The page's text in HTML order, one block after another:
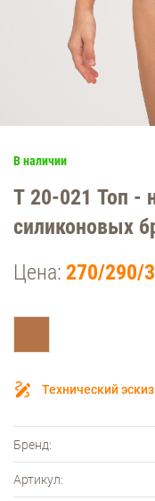
В наличии
Т 20-021 Топ - невидимка на
силиконовых
Цена: 270/290/
Технический эскиз
Бренд:
Артикул: